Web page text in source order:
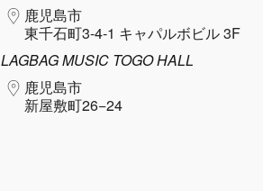
鹿児島市
東千石町3-4-1 キャパルボビル 3F
LAGBAG MUSIC TOGO HALL
鹿児島市
新屋敷町26−24